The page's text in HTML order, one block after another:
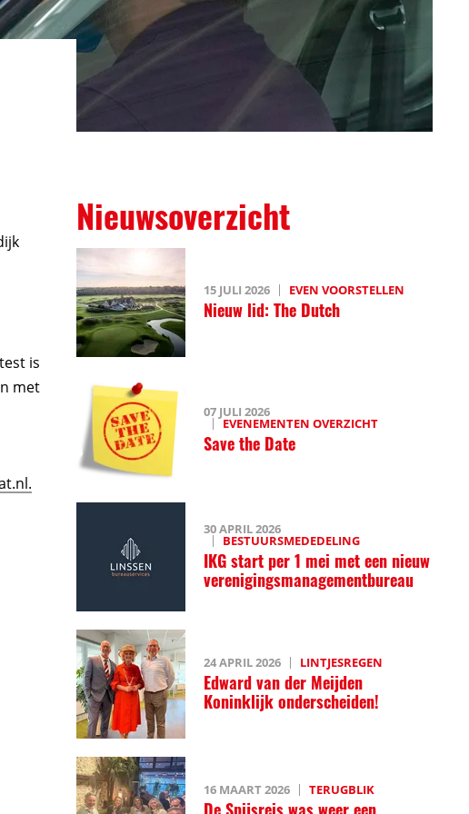
is
met
Nieuwsoverzicht
15 JULI 2026 EVEN VOORSTELLEN
Nieuw lid: The Dutch
07 JULI 2026
EVENEMENTEN OVERZICHT
Save the Date
30 APRIL 2026
BESTUURSMEDEDELING
IKG start per 1 mei met een nieuw
verenigingsmanagementbureau
24 APRIL 2026 LINTJESREGEN
Edward van der Meijden
Koninklijk onderscheiden!
16 MAART 2026 TERUGBLIK